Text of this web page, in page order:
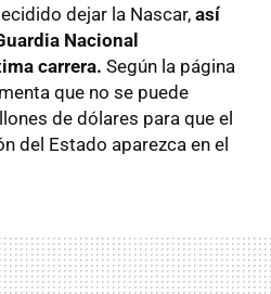
dejar la Nascar, así
Nacional
carrera. Según la página
que no se puede
de dólares para que el
del Estado aparezca en el